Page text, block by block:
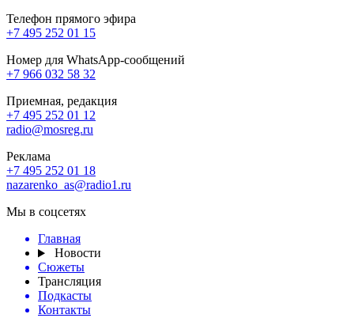
Телефон прямого эфира
+7 495 252 01 15
Номер для WhatsApp-сообщений
+7 966 032 58 32
Приемная, редакция
+7 495 252 01 12
radio@mosreg.ru
Реклама
+7 495 252 01 18
nazarenko_as@radio1.ru
Мы в соцсетях
Главная
Новости
Сюжеты
Трансляция
Подкасты
Контакты